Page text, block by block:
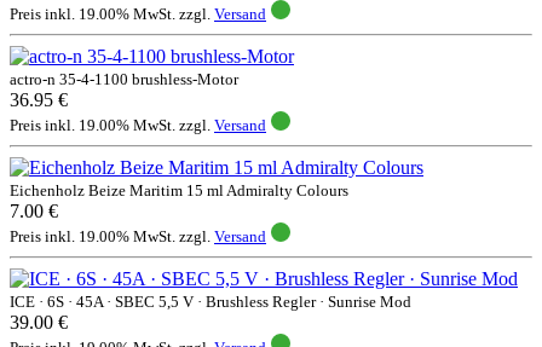
Preis inkl. 19.00% MwSt. zzgl. Versand
actro-n 35-4-1100 brushless-Motor
36.95 €
Preis inkl. 19.00% MwSt. zzgl. Versand
Eichenholz Beize Maritim 15 ml Admiralty Colours
7.00 €
Preis inkl. 19.00% MwSt. zzgl. Versand
ICE · 6S · 45A · SBEC 5,5 V · Brushless Regler · Sunrise Mod
39.00 €